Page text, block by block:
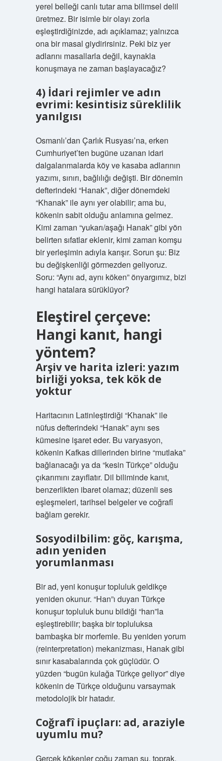
yerel belleği canlı tutar ama bilimsel delil
üretmez. Bir isimle bir olayı zorla
eşleştirdiğinizde, adı açıklamaz; yalnızca
ona bir masal giydirirsiniz. Peki biz yer
adlarını masallarla değil, kaynakla
konuşmaya ne zaman başlayacağız?
4) İdari rejimler ve adın
evrimi: kesintisiz süreklilik
yanılgısı
Osmanlı’dan Çarlık Rusyası’na, erken
Cumhuriyet’ten bugüne uzanan idari
dalgalanmalarda köy ve kasaba adlarının
yazımı, sınırı, bağlılığı değişti. Bir dönemin
defterindeki “Hanak”, diğer dönemdeki
“Khanak” ile aynı yer olabilir; ama bu,
kökenin sabit olduğu anlamına gelmez.
Kimi zaman “yukarı/aşağı Hanak” gibi yön
belirten sıfatlar eklenir, kimi zaman komşu
bir yerleşimin adıyla karışır. Sorun şu: Biz
bu değişkenliği görmezden geliyoruz.
Soru: “Aynı ad, aynı köken” önyargımız, bizi
hangi hatalara sürüklüyor?
Eleştirel çerçeve:
Hangi kanıt, hangi
yöntem?
Arşiv ve harita izleri: yazım
birliği yoksa, tek kök de
yoktur
Haritacının Latinleştirdiği “Khanak” ile
nüfus defterindeki “Hanak” aynı ses
kümesine işaret eder. Bu varyasyon,
kökenin Kafkas dillerinden birine “mutlaka”
bağlanacağı ya da “kesin Türkçe” olduğu
çıkarımını zayıflatır. Dil biliminde kanıt,
benzerlikten ibaret olamaz; düzenli ses
eşleşmeleri, tarihsel belgeler ve coğrafî
bağlam gerekir.
Sosyodilbilim: göç, karışma,
adın yeniden
yorumlanması
Bir ad, yeni konuşur topluluk geldikçe
yeniden okunur. “Han”ı duyan Türkçe
konuşur topluluk bunu bildiği “han”la
eşleştirebilir; başka bir topluluksa
bambaşka bir morfemle. Bu yeniden yorum
(reinterpretation) mekanizması, Hanak gibi
sınır kasabalarında çok güçlüdür. O
yüzden “bugün kulağa Türkçe geliyor” diye
kökenin de Türkçe olduğunu varsaymak
metodolojik bir hatadır.
Coğrafî ipuçları: ad, araziyle
uyumlu mu?
Gerçek kökenler çoğu zaman su, toprak,